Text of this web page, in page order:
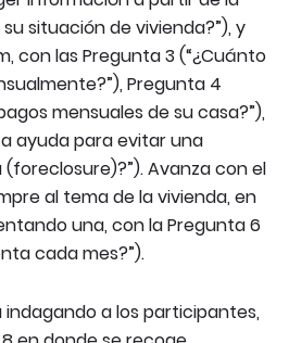
situación de vivienda?”), y
con las Pregunta 3 (“¿Cuánto
Pregunta 4
mensuales de su casa?”),
ayuda para evitar una
Avanza con el
al tema de la vivienda, en
una, con la Pregunta 6
cada mes?”).
a los participantes,